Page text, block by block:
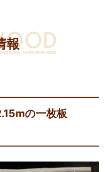
報
の一枚板